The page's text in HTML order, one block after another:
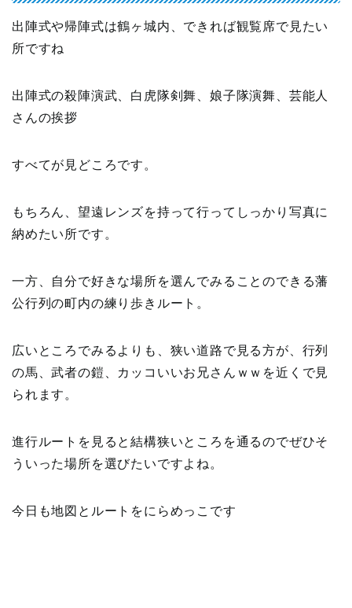
出陣式や帰陣式は鶴ヶ城内、できれば観覧席で見たい
所ですね
出陣式の殺陣演武、白虎隊剣舞、娘子隊演舞、芸能人
さんの挨拶
すべてが見どころです。
もちろん、望遠レンズを持って行ってしっかり写真に
納めたい所です。
一方、自分で好きな場所を選んでみることのできる藩
公行列の町内の練り歩きルート。
広いところでみるよりも、狭い道路で見る方が、行列
の馬、武者の鎧、カッコいいお兄さんｗｗを近くで見
られます。
進行ルートを見ると結構狭いところを通るのでぜひそ
ういった場所を選びたいですよね。
今日も地図とルートをにらめっこです